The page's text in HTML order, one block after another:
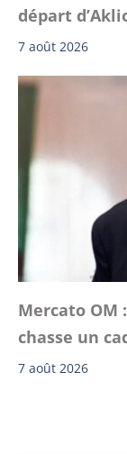
départ
7 août 2026
Mercato OM
chasse un
7 août 2026